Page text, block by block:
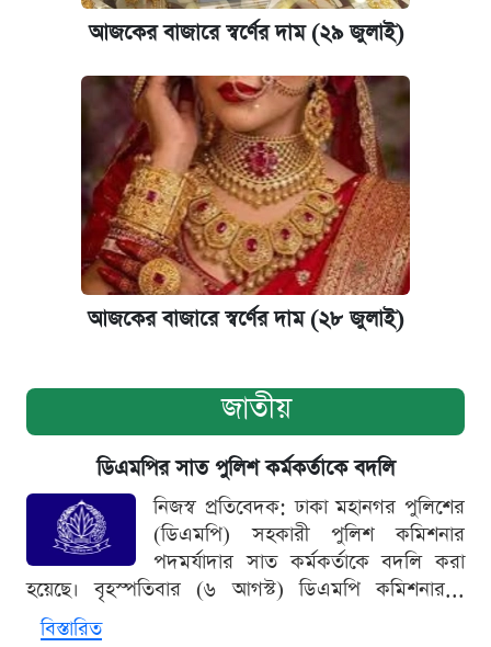
আজকের বাজারে স্বর্ণের দাম (২৯ জুলাই)
আজকের বাজারে স্বর্ণের দাম (২৮ জুলাই)
জাতীয়
ডিএমপির সাত পুলিশ কর্মকর্তাকে বদলি
নিজস্ব প্রতিবেদক: ঢাকা মহানগর পুলিশের
(ডিএমপি) সহকারী পুলিশ কমিশনার
পদমর্যাদার সাত কর্মকর্তাকে বদলি করা
হয়েছে। বৃহস্পতিবার (৬ আগস্ট) ডিএমপি কমিশনার...
বিস্তারিত